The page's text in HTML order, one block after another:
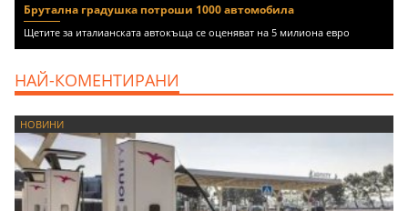
Брутална градушка потроши 1000 автомобила
Щетите за италианската автокъща се оценяват на 5 милиона евро
НАЙ-КОМЕНТИРАНИ
НОВИНИ